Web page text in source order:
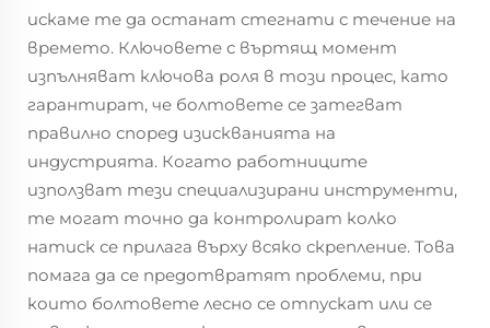
искаме те да останат стегнати с течение на
времето. Ключовете с въртящ момент
изпълняват ключова роля в този процес, като
гарантират, че болтовете се затегват
правилно според изискванията на
индустрията. Когато работниците
използват тези специализирани инструменти,
те могат точно да контролират колко
натиск се прилага върху всяко скрепление. Това
помага да се предотвратят проблеми, при
които болтовете лесно се отпускат или се